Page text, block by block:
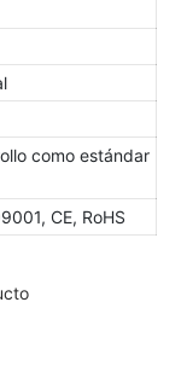
como estándar
CE, RoHS